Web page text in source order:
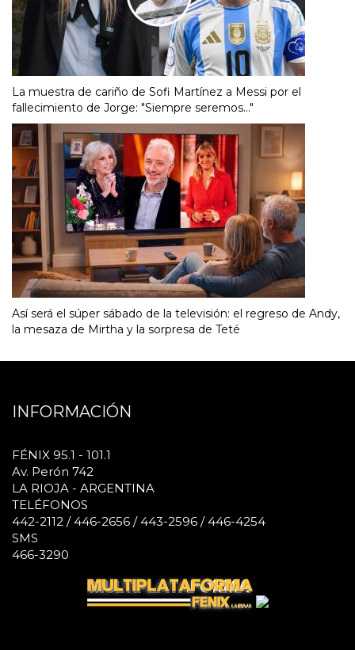
La muestra de cariño de Sofi Martínez a Messi por el
fallecimiento de Jorge: "Siempre seremos..."
Así será el súper sábado de la televisión: el regreso de Andy,
la mesaza de Mirtha y la sorpresa de Teté
INFORMACIÓN
FÉNIX 95.1 - 101.1
Av. Perón 742
LA RIOJA - ARGENTINA
TELÉFONOS
442-2112 / 446-2656 / 443-2596 / 446-4254
SMS
466-3290